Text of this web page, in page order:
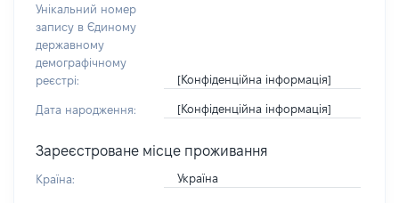
Унікальний номер
запису в Єдиному
державному
демографічному
реєстрі:
[Конфіденційна інформація]
Дата народження: [Конфіденційна інформація]
Зареєстроване місце проживання
Країна: Україна